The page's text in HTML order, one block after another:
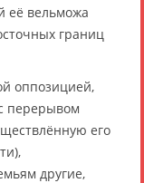
её вельможа
границ
оппозицией,
перерывом
его
другие,